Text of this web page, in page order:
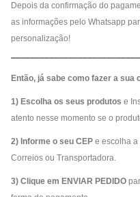
Depois da confirmação do
as informações pelo Whatsapp
personalização!
Então, já sabe como fazer a sua
1) Escolha os seus produtos e
atento nesse momento se o
2) Informe o seu CEP e escolha a
Correios ou Transportadora.
3) Clique em ENVIAR PEDIDO